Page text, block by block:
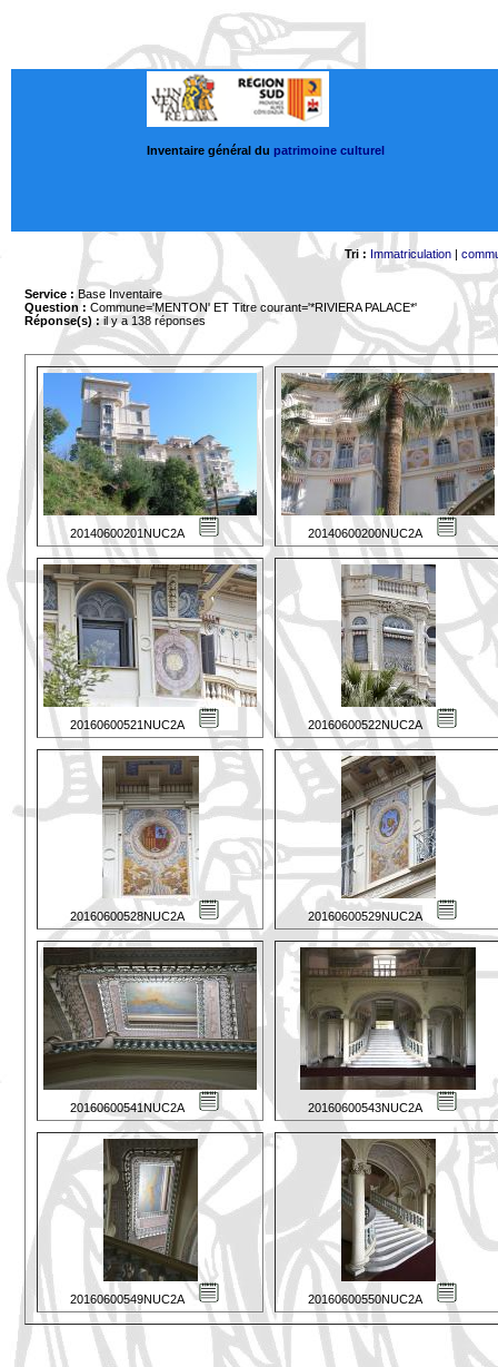
Inventaire général du patrimoine culturel
Tri : Immatriculation|
Service : Base Inventaire
Question : Commune='MENTON' ET Titre courant='*RIVIERA PALACE*'
Réponse(s) :il y a 138 réponses
20140600201NUC2A 20140600200NUC2A
20160600521NUC2A 20160600522NUC2A
20160600528NUC2A 20160600529NUC2A
20160600541NUC2A 20160600543NUC2A
20160600549NUC2A 20160600550NUC2A